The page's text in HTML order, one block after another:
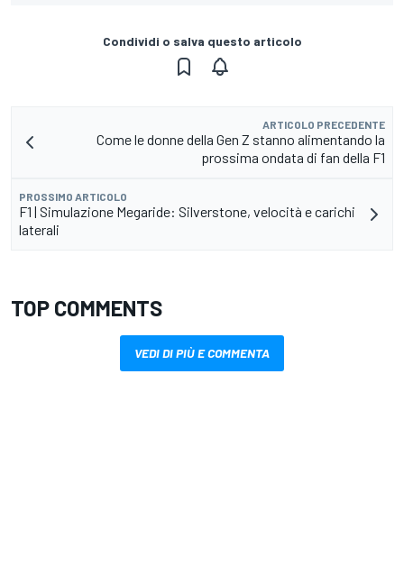
Condividi o salva questo articolo
ARTICOLO PRECEDENTE
Come le donne della Gen Z stanno alimentando la
prossima ondata di fan della F1
PROSSIMO ARTICOLO
F1 | Simulazione Megaride: Silverstone, velocità e carichi
laterali
TOP COMMENTS
VEDI DI PIÙ E COMMENTA